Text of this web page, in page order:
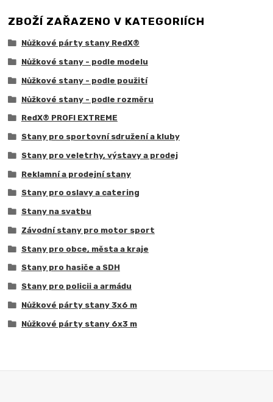
ZBOŽÍ ZAŘAZENO V KATEGORIÍCH
Nůžkové párty stany RedX®
Nůžkové stany - podle modelu
Nůžkové stany - podle použití
Nůžkové stany - podle rozměru
RedX® PROFI EXTREME
Stany pro sportovní sdružení a kluby
Stany pro veletrhy, výstavy a prodej
Reklamní a prodejní stany
Stany pro oslavy a catering
Stany na svatbu
Závodní stany pro motor sport
Stany pro obce, města a kraje
Stany pro hasiče a SDH
Stany pro policii a armádu
Nůžkové párty stany 3x6 m
Nůžkové párty stany 6x3 m